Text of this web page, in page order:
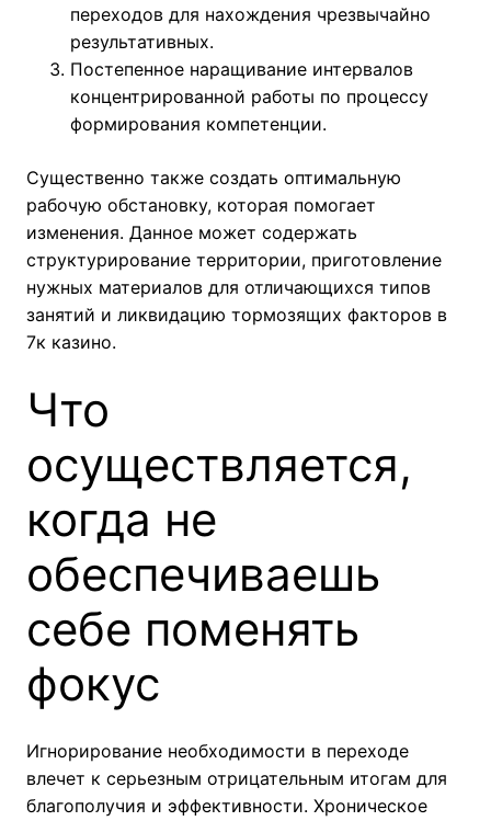
переходов для нахождения чрезвычайно
результативных.
Постепенное наращивание интервалов
концентрированной работы по процессу
формирования компетенции.
Существенно также создать оптимальную
рабочую обстановку, которая помогает
изменения. Данное может содержать
структурирование территории, приготовление
нужных материалов для отличающихся типов
занятий и ликвидацию тормозящих факторов в
7к казино.
Что
осуществляется,
когда не
обеспечиваешь
себе поменять
фокус
Игнорирование необходимости в переходе
влечет к серьезным отрицательным итогам для
благополучия и эффективности. Хроническое